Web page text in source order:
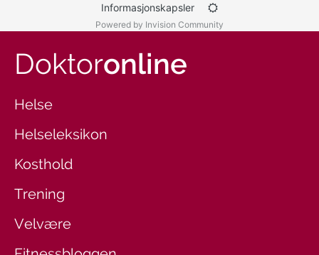
Informasjonskapsler
Powered by Invision Community
Doktoronline
Helse
Helseleksikon
Kosthold
Trening
Velvære